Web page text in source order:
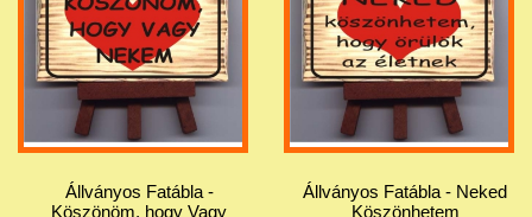
Állványos Fatábla -
Köszönöm, hogy Vagy
Állványos Fatábla - Neked
Köszönhetem